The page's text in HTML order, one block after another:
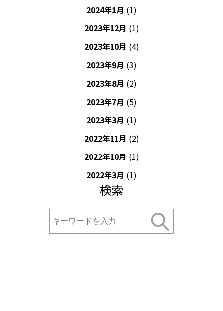
2024年1月 (1)
2023年12月 (1)
2023年10月 (4)
2023年9月 (3)
2023年8月 (2)
2023年7月 (5)
2023年3月 (1)
2022年11月 (2)
2022年10月 (1)
2022年3月 (1)
検索